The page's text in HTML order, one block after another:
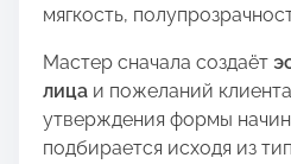
мягкость,
Мастер сначала создаёт
лица и пожеланий
утверждения формы
подбирается исходя из